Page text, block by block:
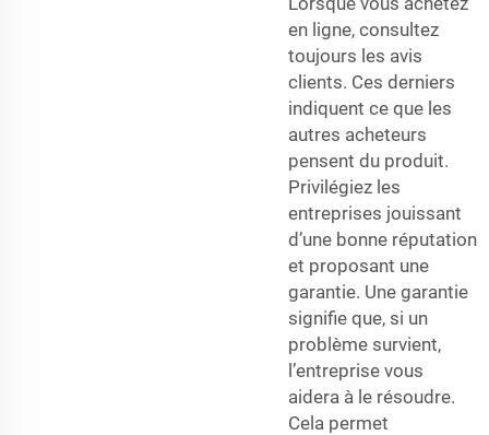
en ligne, consultez
toujours les avis
clients. Ces derniers
indiquent ce que les
autres acheteurs
pensent du produit.
Privilégiez les
entreprises jouissant
d’une bonne réputation
et proposant une
garantie. Une garantie
signifie que, si un
problème survient,
l’entreprise vous
aidera à le résoudre.
Cela permet